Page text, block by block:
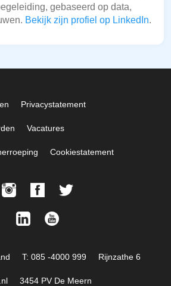
gebaseerd op data,
Bekijk zijn profiel op LinkedIn.
Privacystatement
Vacatures
Cookiestatement
T: 085 -4000 999 Rijnzathe 6
3454 PV De Meern